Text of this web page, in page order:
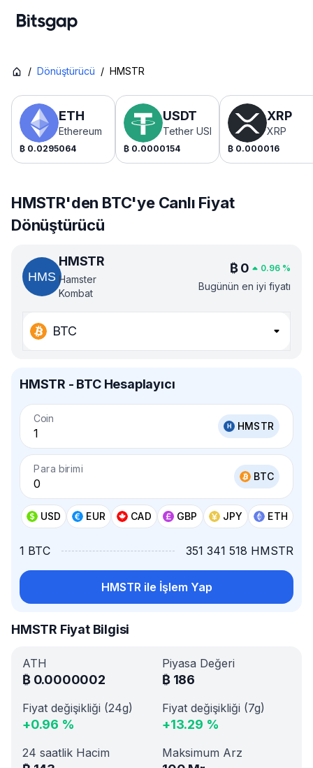
/ Dönüştürücü / HMSTR
ETH
Ethereum
₿ 0.0295064
USDT
Tether USDt
₿ 0.0000154
XRP
XRP
₿ 0.000016
HMSTR'den BTC'ye Canlı Fiyat
Dönüştürücü
HMSTR
Hamster
Kombat
₿ 0 0.96 %
Bugünün en iyi fiyatı
BTC
HMSTR - BTC Hesaplayıcı
Coin
HMSTR
Para birimi
BTC
USD EUR CAD GBP JPY ETH
1 BTC 351 341 518 HMSTR
HMSTR ile İşlem Yap
HMSTR Fiyat Bilgisi
ATH
₿ 0.0000002
Piyasa Değeri
₿ 186
Fiyat değişikliği (24g)
+0.96 %
Fiyat değişikliği (7g)
+13.29 %
24 saatlik Hacim Maksimum Arz